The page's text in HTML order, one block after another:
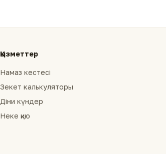
Қызметтер
Намаз кестесі
Зекет калькуляторы
Діни күндер
Неке қию